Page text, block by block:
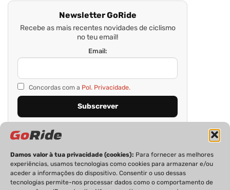
Damos valor à tua privacidade (cookies): Para fornecer as melhores
experiências, usamos tecnologias como cookies para armazenar e/ou
aceder a informações do dispositivo. Consentir o uso dessas
tecnologias permite-nos processar dados como o comportamento de
Newsletter GoRide
Recebe as mais recentes novidades de ciclismo
no teu email!
Email:
Concordas com a Pol. Privacidade.